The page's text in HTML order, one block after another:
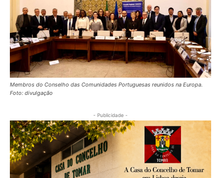
Membros do Conselho das Comunidades Portuguesas reunidos na Europa.
Foto: divulgação
- Publicidade -